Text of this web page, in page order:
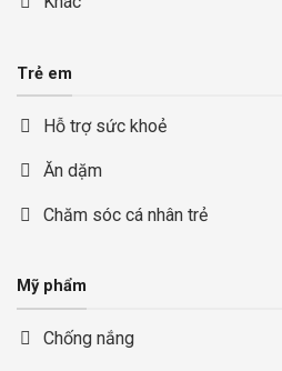
Trẻ em
Hỗ trợ sức khoẻ
Ăn dặm
Chăm sóc cá nhân trẻ
Mỹ phẩm
Chống nắng